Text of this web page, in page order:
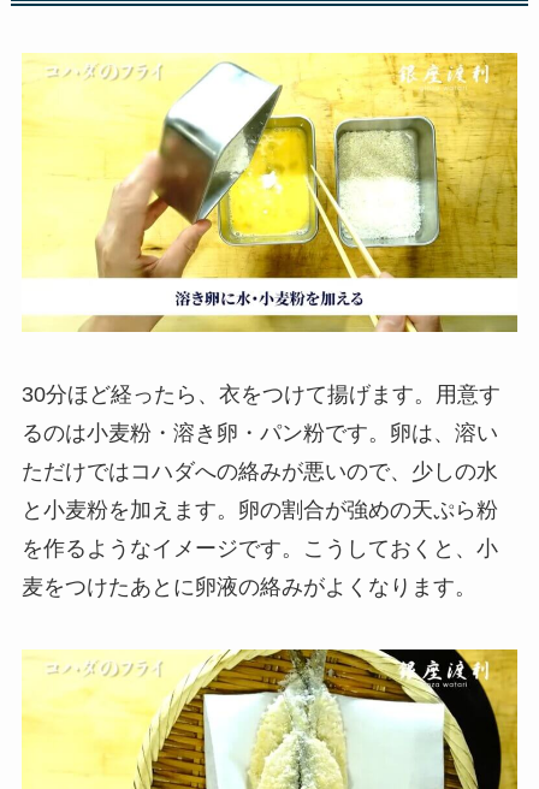
30分ほど経ったら、衣をつけて揚げます。用意す
るのは小麦粉・溶き卵・パン粉です。卵は、溶い
ただけではコハダへの絡みが悪いので、少しの水
と小麦粉を加えます。卵の割合が強めの天ぷら粉
を作るようなイメージです。こうしておくと、小
麦をつけたあとに卵液の絡みがよくなります。